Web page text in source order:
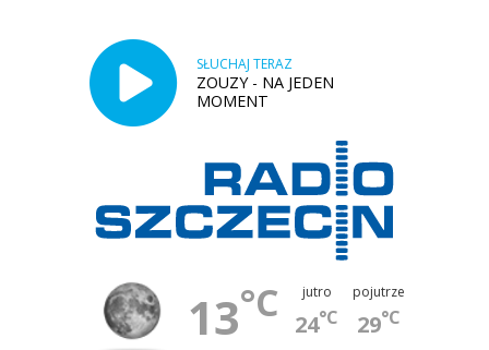
SŁUCHAJ TERAZ
ZOUZY - NA JEDEN
MOMENT
13°C jutro
24°C
pojutrze
29°C